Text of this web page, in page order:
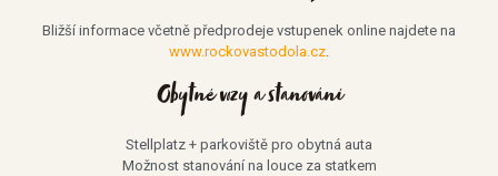
Dobroty ze Statku Horní Dvorce
najdete u našich partnerů
Bližší informace včetně předprodeje vstupenek online najdete na
www.rockovastodola.cz.
Obytné vozy a stanování
Stellplatz + parkoviště pro obytná auta
Možnost stanování na louce za statkem